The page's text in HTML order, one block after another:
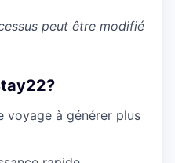
peut être modifié
voyage à générer plus